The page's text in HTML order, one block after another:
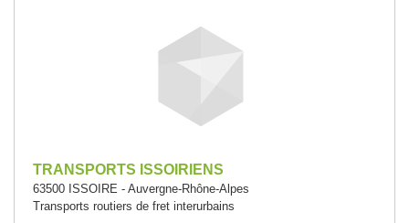
TRANSPORTS ISSOIRIENS
63500 ISSOIRE - Auvergne-Rhône-Alpes
Transports routiers de fret interurbains